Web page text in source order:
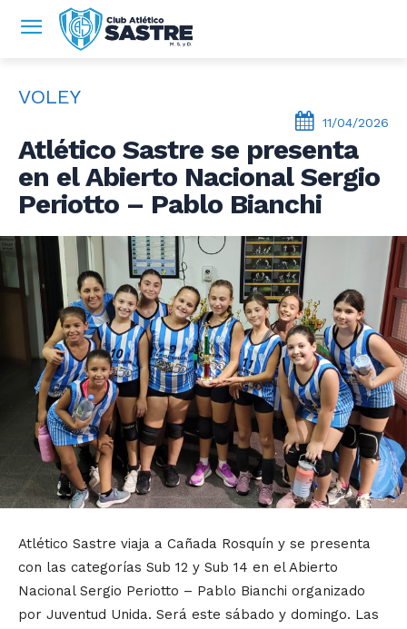
VOLEY
11/04/2026
Atlético Sastre se presenta
en el Abierto Nacional Sergio
Periotto – Pablo Bianchi
Atlético Sastre viaja a Cañada Rosquín y se presenta
con las categorías Sub 12 y Sub 14 en el Abierto
Nacional Sergio Periotto – Pablo Bianchi organizado
por Juventud Unida. Será este sábado y domingo. Las